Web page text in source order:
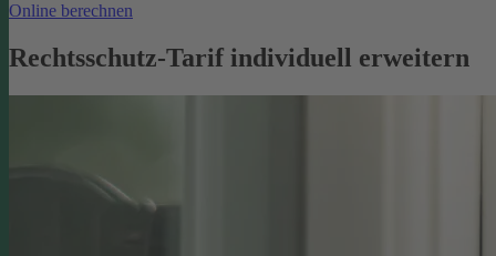
Online berechnen
Rechtsschutz-Tarif individuell erweitern